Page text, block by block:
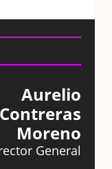
Aurelio
Contreras
Moreno
General